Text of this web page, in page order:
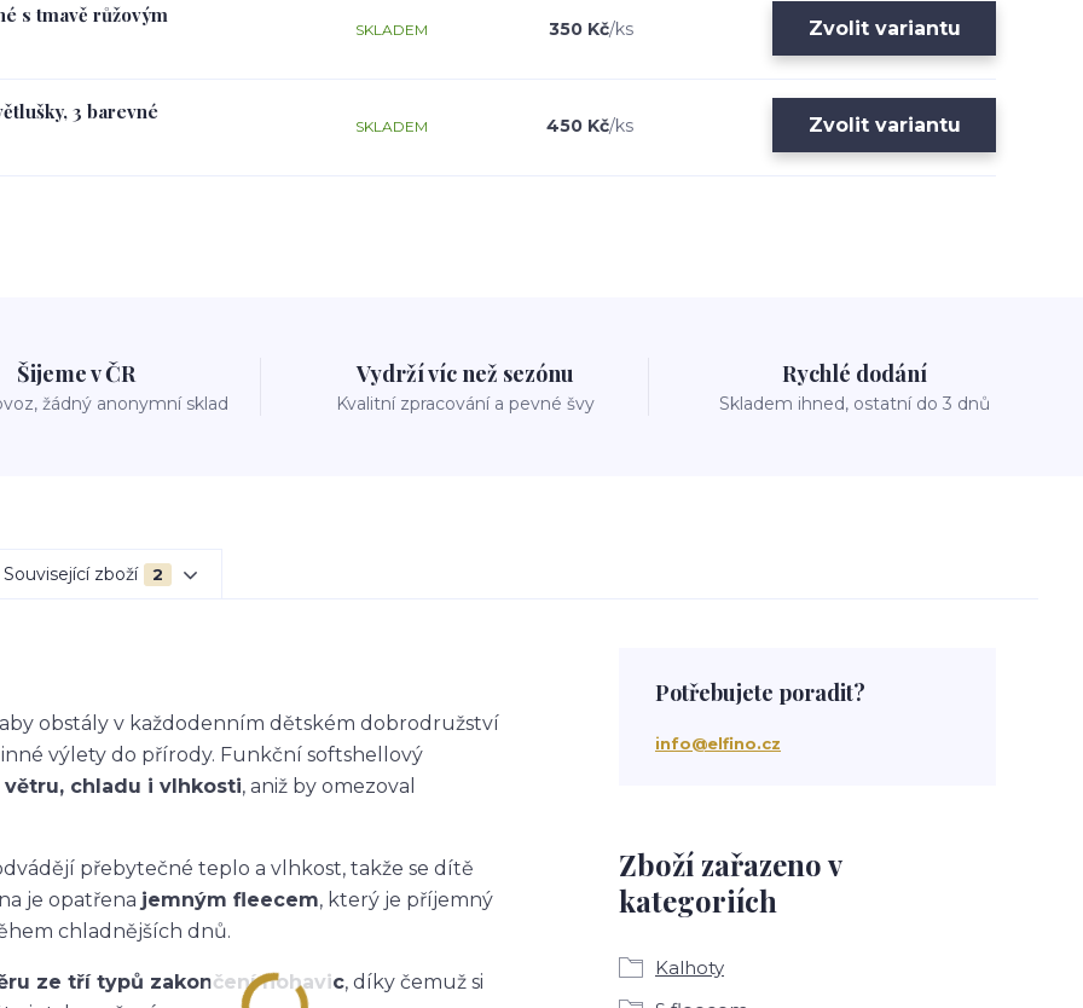
s tmavě růžovým
350 Kč/ks
SKLADEM Zvolit variantu
3 barevné
450 Kč/ks
SKLADEM Zvolit variantu
Šijeme v ČR
žádný anonymní sklad
Vydrží víc než sezónu
Kvalitní zpracování a pevné švy
Rychlé dodání
Skladem ihned, ostatní do 3 dnů
Související zboží 2
obstály v každodenním dětském dobrodružství
výlety do přírody. Funkční softshellový
chladu i vlhkosti, aniž by omezoval
přebytečné teplo a vlhkost, takže se dítě
je opatřena jemným fleecem, který je příjemný
chladnějších dnů.
ze tří typů zakončení nohavic, díky čemuž si
Zboží zařazeno v
kategoriích
Kalhoty
Potřebujete poradit?
info@elfino.cz